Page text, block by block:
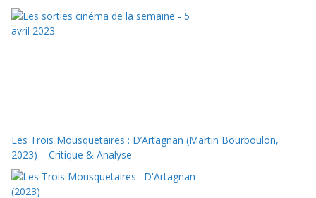
Les Trois Mousquetaires : D’Artagnan (Martin Bourboulon,
2023) – Critique & Analyse